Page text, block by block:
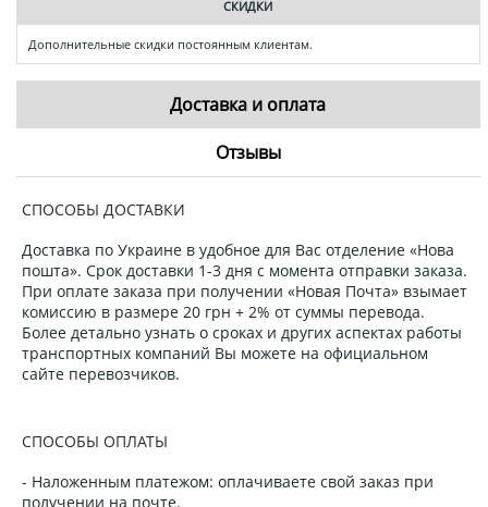
СКИДКИ
Дополнительные скидки постоянным клиентам.
Доставка и оплата
Отзывы
СПОСОБЫ ДОСТАВКИ
Доставка по Украине в удобное для Вас отделение «Нова
пошта». Срок доставки 1-3 дня с момента отправки заказа.
При оплате заказа при получении «Новая Почта» взымает
комиссию в размере 20 грн + 2% от суммы перевода.
Более детально узнать о сроках и других аспектах работы
транспортных компаний Вы можете на официальном
сайте перевозчиков.
СПОСОБЫ ОПЛАТЫ
- Наложенным платежом: оплачиваете свой заказ при
получении на почте.